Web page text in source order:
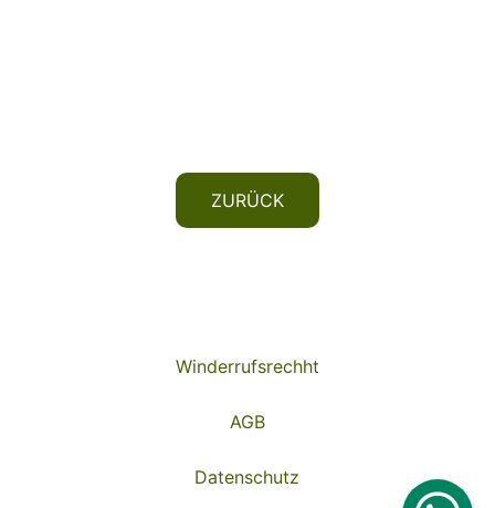
ZURÜCK
Winderrufsrechht
AGB
Datenschutz